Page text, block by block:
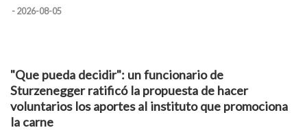
- 2026-08-05
"Que pueda decidir": un funcionario de
Sturzenegger ratificó la propuesta de hacer
voluntarios los aportes al instituto que promociona
la carne